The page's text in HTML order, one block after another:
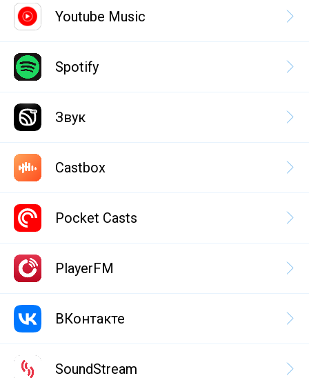
Youtube Music
Spotify
Звук
Castbox
Pocket Casts
PlayerFM
ВКонтакте
SoundStream